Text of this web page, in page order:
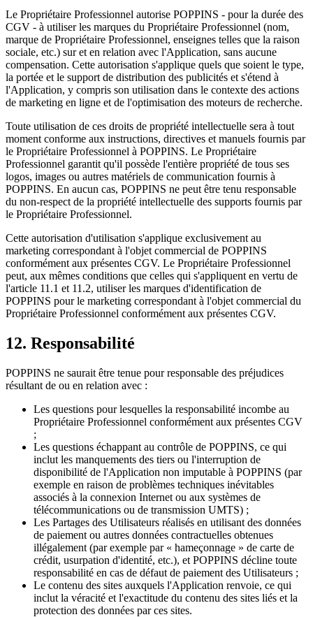
Le Propriétaire Professionnel autorise POPPINS - pour la durée des
CGV - à utiliser les marques du Propriétaire Professionnel (nom,
marque de Propriétaire Professionnel, enseignes telles que la raison
sociale, etc.) sur et en relation avec l'Application, sans aucune
compensation. Cette autorisation s'applique quels que soient le type,
la portée et le support de distribution des publicités et s'étend à
l'Application, y compris son utilisation dans le contexte des actions
de marketing en ligne et de l'optimisation des moteurs de recherche.
Toute utilisation de ces droits de propriété intellectuelle sera à tout
moment conforme aux instructions, directives et manuels fournis par
le Propriétaire Professionnel à POPPINS. Le Propriétaire
Professionnel garantit qu'il possède l'entière propriété de tous ses
logos, images ou autres matériels de communication fournis à
POPPINS. En aucun cas, POPPINS ne peut être tenu responsable
du non-respect de la propriété intellectuelle des supports fournis par
le Propriétaire Professionnel.
Cette autorisation d'utilisation s'applique exclusivement au
marketing correspondant à l'objet commercial de POPPINS
conformément aux présentes CGV. Le Propriétaire Professionnel
peut, aux mêmes conditions que celles qui s'appliquent en vertu de
l'article 11.1 et 11.2, utiliser les marques d'identification de
POPPINS pour le marketing correspondant à l'objet commercial du
Propriétaire Professionnel conformément aux présentes CGV.
12. Responsabilité
POPPINS ne saurait être tenue pour responsable des préjudices
résultant de ou en relation avec :
Les questions pour lesquelles la responsabilité incombe au
Propriétaire Professionnel conformément aux présentes CGV
;
Les questions échappant au contrôle de POPPINS, ce qui
inclut les manquements des tiers ou l'interruption de
disponibilité de l'Application non imputable à POPPINS (par
exemple en raison de problèmes techniques inévitables
associés à la connexion Internet ou aux systèmes de
télécommunications ou de transmission UMTS) ;
Les Partages des Utilisateurs réalisés en utilisant des données
de paiement ou autres données contractuelles obtenues
illégalement (par exemple par « hameçonnage » de carte de
crédit, usurpation d'identité, etc.), et POPPINS décline toute
responsabilité en cas de défaut de paiement des Utilisateurs ;
Le contenu des sites auxquels l'Application renvoie, ce qui
inclut la véracité et l'exactitude du contenu des sites liés et la
protection des données par ces sites.